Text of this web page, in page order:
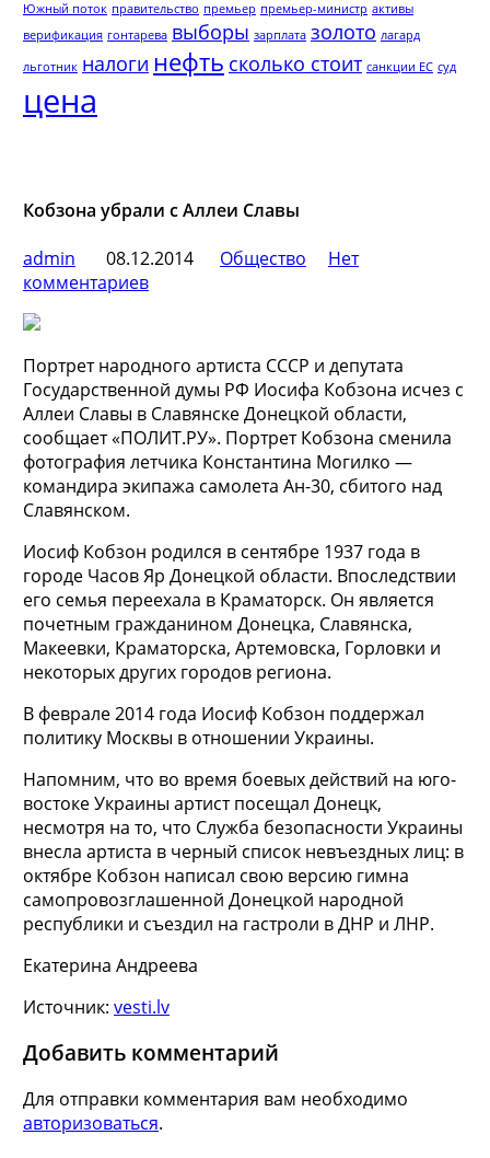
Южный поток правительство премьер премьер-министр активы
верификация гонтарева выборы зарплата золото лагард
льготник налоги нефть сколько стоит санкции ЕС суд
цена
Кобзона убрали с Аллеи Славы
admin
08.12.2014 Общество
Нет
комментариев
Портрет народного артиста СССР и депутата
Государственной думы РФ Иосифа Кобзона исчез с
Аллеи Славы в Славянске Донецкой области,
сообщает «ПОЛИТ.РУ». Портрет Кобзона сменила
фотография летчика Константина Могилко —
командира экипажа самолета Ан-30, сбитого над
Славянском.
Иосиф Кобзон родился в сентябре 1937 года в
городе Часов Яр Донецкой области. Впоследствии
его семья переехала в Краматорск. Он является
почетным гражданином Донецка, Славянска,
Макеевки, Краматорска, Артемовска, Горловки и
некоторых других городов региона.
В феврале 2014 года Иосиф Кобзон поддержал
политику Москвы в отношении Украины.
Напомним, что во время боевых действий на юго-
востоке Украины артист посещал Донецк,
несмотря на то, что Служба безопасности Украины
внесла артиста в черный список невъездных лиц: в
октябре Кобзон написал свою версию гимна
самопровозглашенной Донецкой народной
республики и съездил на гастроли в ДНР и ЛНР.
Екатерина Андреева
Источник: vesti.lv
Добавить комментарий
Для отправки комментария вам необходимо
авторизоваться.